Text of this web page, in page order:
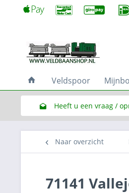
Veldspoor
Heeft u een vraag /
Naar overzicht
71141